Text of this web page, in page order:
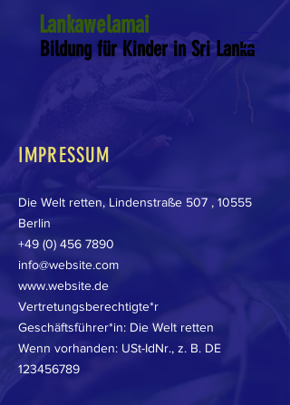
Lankawelamai
Bildung für Kinder in Sri Lanka
IMPRESSUM
Die Welt retten, Lindenstraße 507 , 10555
Berlin
+49 (0) 456 7890
info@website.com
www.website.de
Vertretungsberechtigte*r
Geschäftsführer*in: Die Welt retten
Wenn vorhanden: USt-IdNr., z. B. DE
123456789